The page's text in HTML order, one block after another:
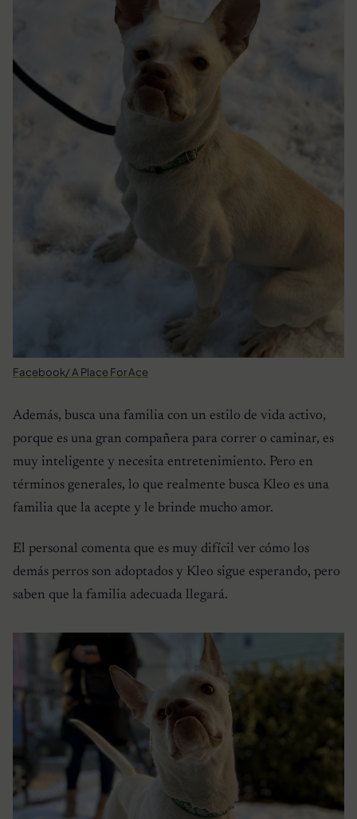
Facebook/ A Place For Ace
Además, busca una familia con un estilo de vida activo,
porque es una gran compañera para correr o caminar, es
muy inteligente y necesita entretenimiento. Pero en
términos generales, lo que realmente busca Kleo es una
familia que la acepte y le brinde mucho amor.
El personal comenta que es muy difícil ver cómo los
demás perros son adoptados y Kleo sigue esperando, pero
saben que la familia adecuada llegará.